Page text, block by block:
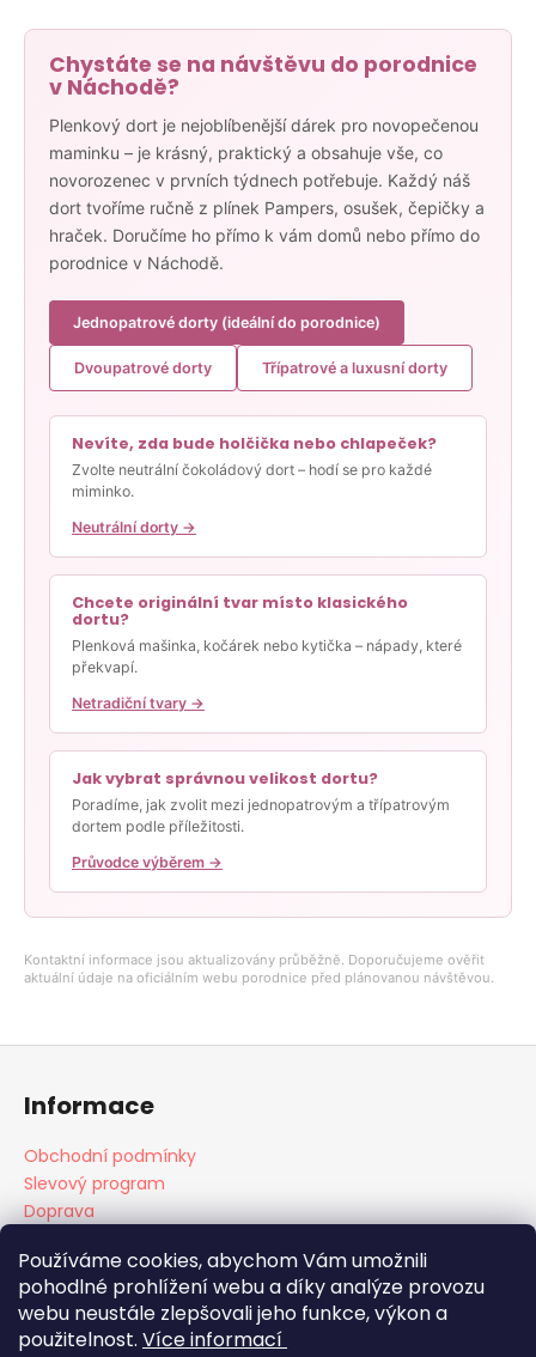
Používáme cookies, abychom Vám umožnili
pohodlné prohlížení webu a díky analýze provozu
webu neustále zlepšovali jeho funkce, výkon a
použitelnost. Více informací
Chystáte se na návštěvu do porodnice
v Náchodě?
Plenkový dort je nejoblíbenější dárek pro novopečenou
maminku – je krásný, praktický a obsahuje vše, co
novorozenec v prvních týdnech potřebuje. Každý náš
dort tvoříme ručně z plínek Pampers, osušek, čepičky a
hraček. Doručíme ho přímo k vám domů nebo přímo do
porodnice v Náchodě.
Jednopatrové dorty (ideální do porodnice)
Dvoupatrové dorty Třípatrové a luxusní dorty
Nevíte, zda bude holčička nebo chlapeček?
Zvolte neutrální čokoládový dort – hodí se pro každé
miminko.
Neutrální dorty →
Chcete originální tvar místo klasického
dortu?
Plenková mašinka, kočárek nebo kytička – nápady, které
překvapí.
Netradiční tvary →
Jak vybrat správnou velikost dortu?
Poradíme, jak zvolit mezi jednopatrovým a třípatrovým
dortem podle příležitosti.
Průvodce výběrem →
Kontaktní informace jsou aktualizovány průběžně. Doporučujeme ověřit
aktuální údaje na oficiálním webu porodnice před plánovanou návštěvou.
-
FIALOVÝ
639
Z
í
Informace
Obchodní podmínky
Slevový program
Doprava
Doprava